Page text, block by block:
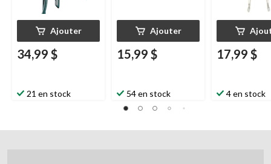
Ajouter
34,99 $
21 en stock
Ajouter
15,99 $
54 en stock
17,99 $
4 en stock